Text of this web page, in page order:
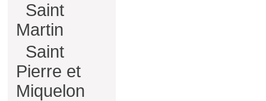
Saint
Martin
Saint
Pierre et
Miquelon